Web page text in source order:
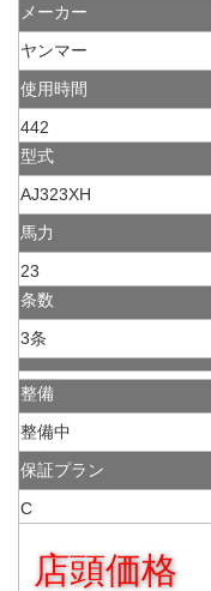
メーカー
ヤンマー
使用時間
442
型式
AJ323XH
馬力
23
条数
3条
整備
整備中
保証プラン
C
店頭価格